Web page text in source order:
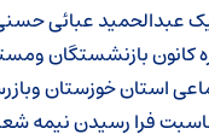
عبدالحمید عبائی
کانون بازنشستگان
استان خوزستان
فرا رسیدن نیمه